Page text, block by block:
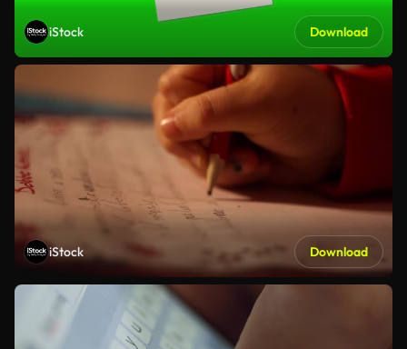
iStock Download
iStock Download